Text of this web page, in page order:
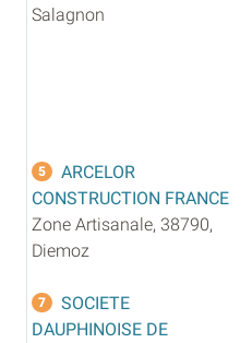
Salagnon
5
ARCELOR
CONSTRUCTION FRANCE
Zone Artisanale, 38790,
Diemoz
7
SOCIETE
DAUPHINOISE DE